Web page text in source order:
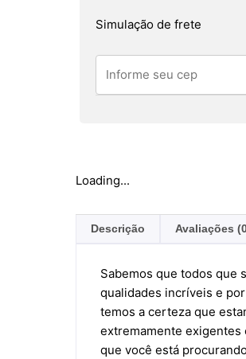
Simulação de frete
Loading...
Descrição Avaliações
Sabemos que todos que
qualidades incríveis e por
temos a certeza que
extremamente exigentes
que você está